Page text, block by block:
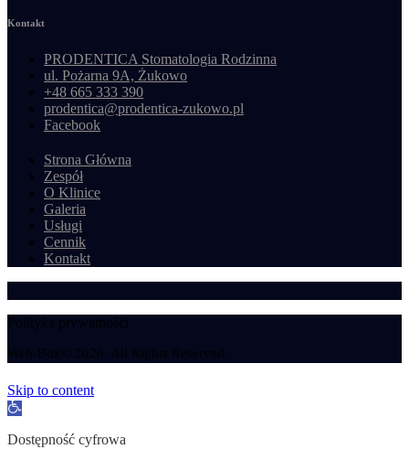
Kontakt
PRODENTICA Stomatologia Rodzinna
ul. Pożarna 9A, Żukowo
+48 665 333 390
prodentica@prodentica-zukowo.pl
Facebook
Strona Główna
Zespół
O Klinice
Galeria
Usługi
Cennik
Kontakt
Polityka prywatności
Web-Box© 2026. All Rights Reserved.
Skip to content
Open toolbar
Dostępność cyfrowa